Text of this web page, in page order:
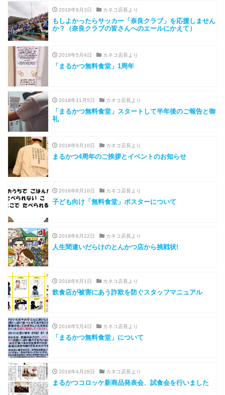
2019年9月3日 カネコ店長より
もしよかったらサッカー「奈良クラブ」を応援しません
か？（奈良クラブの皆さんへのエールにかえて）
2019年5月4日 カネコ店長より
「まるかつ無料食堂」1周年
2018年11月5日 カネコ店長より
「まるかつ無料食堂」スタートして半年後のご報告と御
礼
2018年9月10日 カネコ店長より
まるかつ4周年のご挨拶とイベントのお知らせ
2018年8月10日 カネコ店長より
子ども向け「無料食堂」ポスターについて
2018年6月22日 カネコ店長より
人生間違いだらけのとんかつ店から挑戦状!
2018年6月1日 カネコ店長より
飲食店が被害にあう詐欺を防ぐスタッフマニュアル
2018年5月4日 カネコ店長より
「まるかつ無料食堂」について
2018年4月28日 カネコ店長より
まるかつコロッケ新商品発表会、試食会を行いました